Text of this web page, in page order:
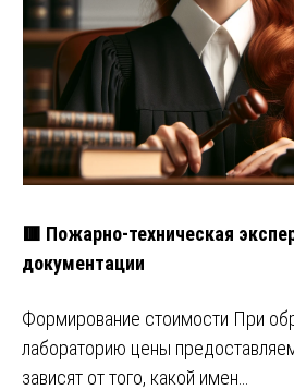
🟥 Пожарно-техническая
документации
Формирование стоимости При
лабораторию цены
зависят от того, какой имен…